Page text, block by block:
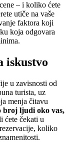
– i koliko ćete
utiče na vaše
faktora koji
koja odgovara
iskustvo
u zavisnosti od
turista, uz
menja čitavu
broj ljudi oko vas,
ćete čekati u
koliko